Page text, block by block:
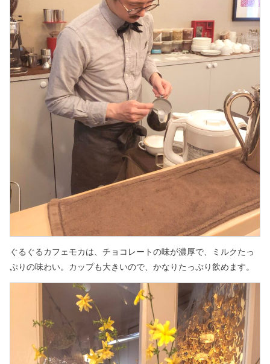
ぐるぐるカフェモカは、チョコレートの味が濃厚で、ミルクたっ
ぷりの味わい。 カップも大きいので、かなりたっぷり飲めます。